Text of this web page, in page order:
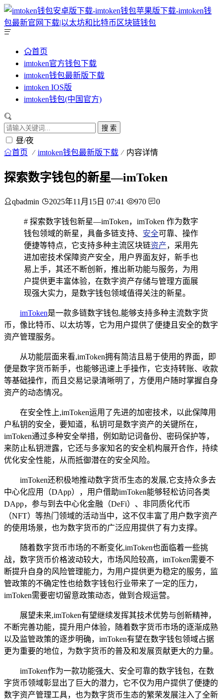
首页
imtoken官方钱包下载
imtoken钱包最新版下载
imtoken IOS版
imtoken钱包(中国官方)
搜 索
昼/夜
首页 imtoken钱包最新版下载 内容详情
探索数字钱包的新星—imToken
qbadmin 2025年11月15日 07:41 970 0
# 探索数字钱包新星—imToken，imToken 作为数字
钱包领域的新星，具备多链支持、 安全可靠、操作
便捷等特点，它支持多种主流区块链资产，采用先
进加密技术保障资产安全，用户界面友好，新手也
易上手，其还不断创新，推出新功能与服务，为用
户提供更丰富体验，在数字资产存储与管理方面展
现强大实力，是数字钱包领域值得关注的新星。
imToken是一款多链数字钱包,能够支持多种主流数字货
币，像比特币、以太坊等，它为用户提供了便捷且安全的数字
资产管理服务。
从功能层面来看,imToken拥有简洁且易于使用的界面，即
便是数字货币新手，也能够迅速上手操作，它支持转账、收款
等基础操作，而且交易记录清晰明了，方便用户随时掌握自身
资产的动态情况。
在安全性上,imToken运用了先进的加密技术，以此保障用
户私钥的安全，要知道，私钥可是数字资产的关键所在，
imToken通过多种安全举措，例如助记词备份、密码保护等，
来防止私钥泄露，它还与多家知名的安全机构展开合作，持续
优化安全性能，从而抵御潜在的安全风险。
imToken还积极地推动数字货币生态的发展,它支持众多去
中心化应用（DApp），用户借助imToken能够轻松访问各类
DApp，参与到去中心化金融（DeFi）、非同质化代币
（NFT）等热门领域的活动当中，这不仅丰富了用户数字资产
的使用场景，也为数字货币的广泛应用提供了有力支撑。
随着数字货币市场的不断变化,imToken也面临着一些挑
战，数字货币价格波动较大，市场风险较高，imToken需要不
断提升自身的风险管理能力，为用户提供更为稳定的服务，监
管政策的不确定性也给数字钱包行业带来了一定的压力，
imToken需要密切留意政策动态，做到合规运营。
展望未来,imToken有望继续发挥其技术优势与创新精神，
不断完善功能，提升用户体验，随着数字货币市场的逐渐成熟
以及监管政策的逐步明确，imToken有望在数字钱包领域占据
更为重要的地位，为数字货币的普及和发展贡献更大的力量。
imToken作为一款功能强大、安全可靠的数字钱包，在数
字货币领域彰显出了巨大的潜力，它不仅为用户提供了便捷的
数字资产管理工具，也为数字货币生态的繁荣发展注入了全新